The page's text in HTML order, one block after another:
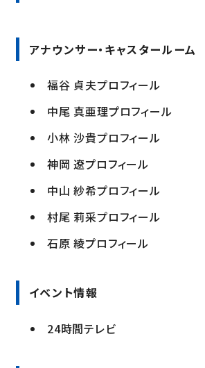
アナウンサー・キャスタールーム
福谷 貞夫プロフィール
中尾 真亜理プロフィール
小林 沙貴プロフィール
神岡 遼プロフィール
中山 紗希プロフィール
村尾 莉采プロフィール
石原 綾プロフィール
イベント情報
24時間テレビ